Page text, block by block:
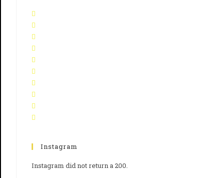
Instagram
Instagram did not return a 200.